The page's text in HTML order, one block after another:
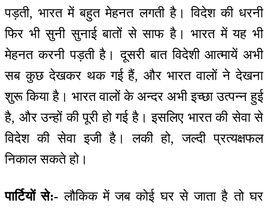
पड़ती, भारत में बहुत मेहनत लगती है। विदेश की धरनी
फिर भी सुनी सुनाई बातों से साफ है। भारत में यह भी
मेहनत करनी पड़ती है। दूसरी बात विदेशी आत्मायें अभी
सब कुछ देखकर थक गई हैं, और भारत वालों ने देखना
शुरू किया है। भारत वालों के अन्दर अभी इच्छा उत्पन्न हुई
है, और उन्हों की पूरी हो गई है। इसलिए भारत की सेवा से
विदेश की सेवा इजी है। लकी हो, जल्दी प्रत्यक्षफल
निकाल सकते हो।
पार्टियों से:- लौकिक में जब कोई घर से जाता है तो घर